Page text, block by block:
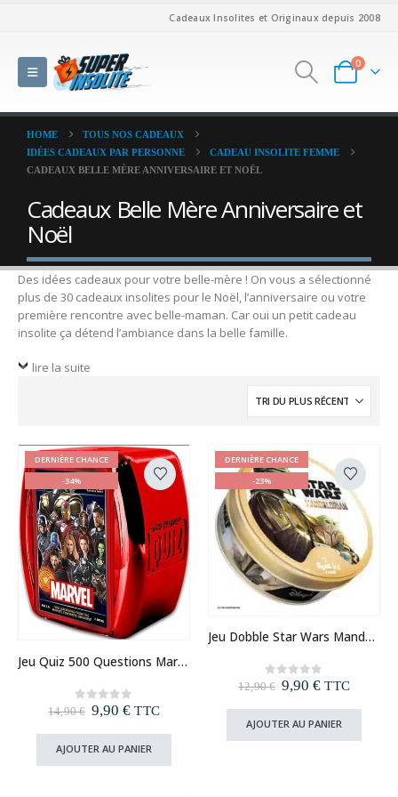
Cadeaux Insolites et Originaux depuis 2008
0
HOME
TOUS NOS CADEAUX
IDÉES CADEAUX PAR PERSONNE
CADEAU INSOLITE FEMME
CADEAUX BELLE MÈRE ANNIVERSAIRE ET NOËL
Cadeaux Belle Mère Anniversaire et
Noël
Des idées cadeaux pour votre belle-mère ! On vous a sélectionné
plus de 30 cadeaux insolites pour le Noël, l’anniversaire ou votre
première rencontre avec belle-maman. Car oui un petit cadeau
insolite ça détend l’ambiance dans la belle famille.
lire la suite
DERNIÈRE CHANCE
-34%
Jeu Quiz 500 Questions Marvel
0out of 5
14,90€ Le
initial
était :
14,90 €.
9,90€Le
actuel
est :
9,90 €.
TTC
AJOUTER AU PANIER
DERNIÈRE CHANCE
-23%
Jeu Dobble Star Wars Mandalorian
0out of 5
12,90€ Le
initial
était :
12,90 €.
9,90€Le
actuel
est :
9,90 €.
TTC
AJOUTER AU PANIER